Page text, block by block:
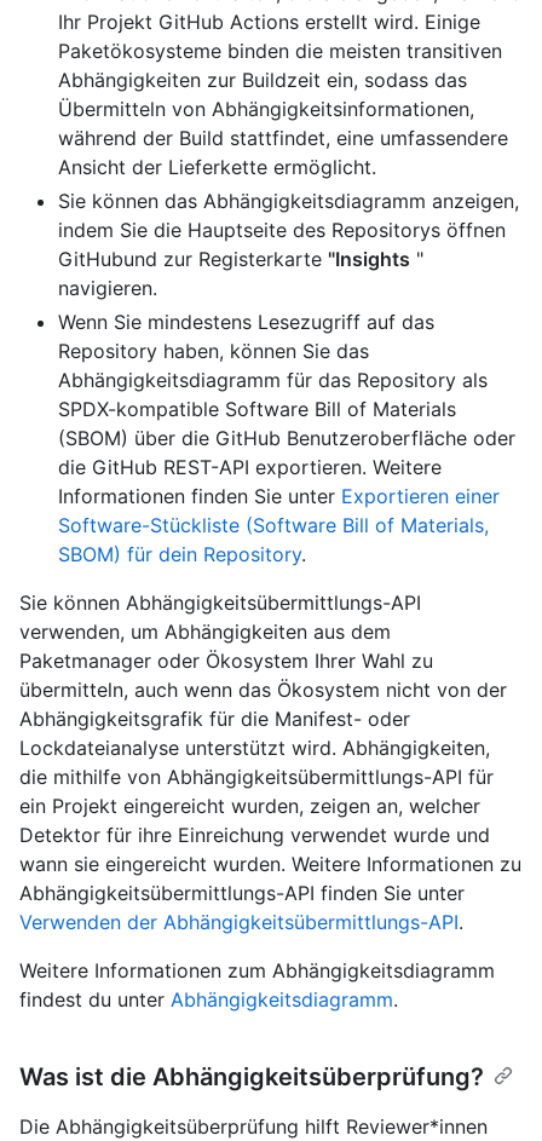
Ihr Projekt GitHub Actions erstellt wird. Einige
Paketökosysteme binden die meisten transitiven
Abhängigkeiten zur Buildzeit ein, sodass das
Übermitteln von Abhängigkeitsinformationen,
während der Build stattfindet, eine umfassendere
Ansicht der Lieferkette ermöglicht.
Sie können das Abhängigkeitsdiagramm anzeigen,
indem Sie die Hauptseite des Repositorys öffnen
GitHubund zur Registerkarte "Insights "
navigieren.
Wenn Sie mindestens Lesezugriff auf das
Repository haben, können Sie das
Abhängigkeitsdiagramm für das Repository als
SPDX-kompatible Software Bill of Materials
(SBOM) über die GitHub Benutzeroberfläche oder
die GitHub REST-API exportieren. Weitere
Informationen finden Sie unter Exportieren einer
Software-Stückliste (Software Bill of Materials,
SBOM) für dein Repository.
Sie können Abhängigkeitsübermittlungs-API
verwenden, um Abhängigkeiten aus dem
Paketmanager oder Ökosystem Ihrer Wahl zu
übermitteln, auch wenn das Ökosystem nicht von der
Abhängigkeitsgrafik für die Manifest- oder
Lockdateianalyse unterstützt wird. Abhängigkeiten,
die mithilfe von Abhängigkeitsübermittlungs-API für
ein Projekt eingereicht wurden, zeigen an, welcher
Detektor für ihre Einreichung verwendet wurde und
wann sie eingereicht wurden. Weitere Informationen zu
Abhängigkeitsübermittlungs-API finden Sie unter
Verwenden der Abhängigkeitsübermittlungs-API.
Weitere Informationen zum Abhängigkeitsdiagramm
findest du unter Abhängigkeitsdiagramm.
Was ist die Abhängigkeitsüberprüfung?
Die Abhängigkeitsüberprüfung hilft Reviewer*innen